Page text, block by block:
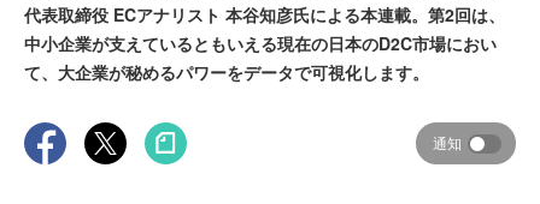
代表取締役 ECアナリスト 本谷知彦氏による本連載。第2回は、
中小企業が支えているともいえる現在の日本のD2C市場におい
て、大企業が秘めるパワーをデータで可視化します。
通知